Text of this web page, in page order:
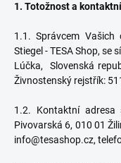
1. Totožnost a
1.1. Správcem Vašich
Stiegel - TESA Shop, se
Lúčka, Slovenská
Živnostenský rejstřík:
1.2. Kontaktní adresa
Pivovarská 6, 010 01
info@tesashop.cz,